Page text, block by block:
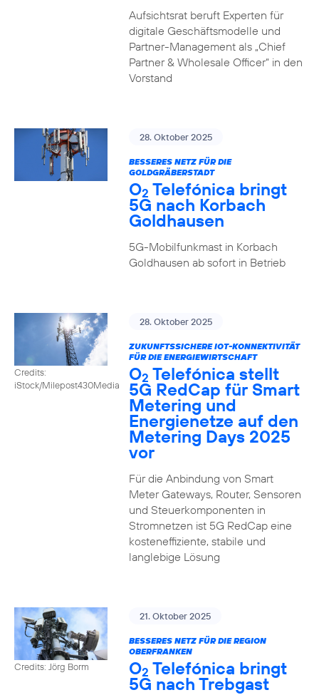
Aufsichtsrat beruft Experten für
digitale Geschäftsmodelle und
Partner-Management als „Chief
Partner & Wholesale Officer“ in den
Vorstand
28. Oktober 2025
BESSERES NETZ FÜR DIE
GOLDGRÄBERSTADT
O2 Telefónica bringt
5G nach Korbach
Goldhausen
5G-Mobilfunkmast in Korbach
Goldhausen ab sofort in Betrieb
Credits:
iStock/Milepost430Media
28. Oktober 2025
ZUKUNFTSSICHERE IOT-KONNEKTIVITÄT
FÜR DIE ENERGIEWIRTSCHAFT
O2 Telefónica stellt
5G RedCap für Smart
Metering und
Energienetze auf den
Metering Days 2025
vor
Für die Anbindung von Smart
Meter Gateways, Router, Sensoren
und Steuerkomponenten in
Stromnetzen ist 5G RedCap eine
kosteneffiziente, stabile und
langlebige Lösung
Credits: Jörg Borm
21. Oktober 2025
BESSERES NETZ FÜR DIE REGION
OBERFRANKEN
O2 Telefónica bringt
5G nach Trebgast